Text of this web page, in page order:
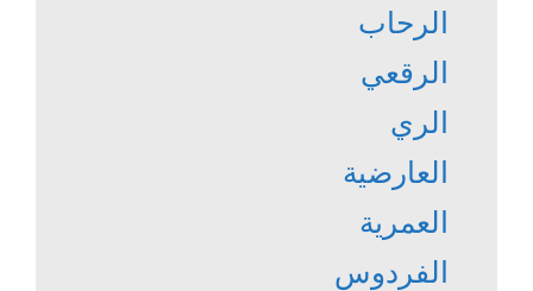
الرحاب
الرقعي
الري
العارضية
العمرية
الفردوس